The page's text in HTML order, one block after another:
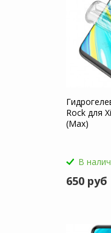
Rock для
(Max)
В
650 руб